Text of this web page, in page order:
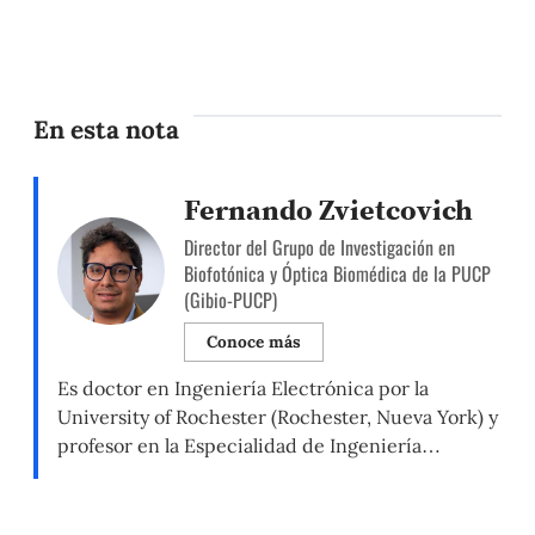
En esta nota
Fernando Zvietcovich
Director del Grupo de Investigación en
Biofotónica y Óptica Biomédica de la PUCP
(Gibio-PUCP)
Conoce más
Es doctor en Ingeniería Electrónica por la
University of Rochester (Rochester, Nueva York) y
profesor en la Especialidad de Ingeniería